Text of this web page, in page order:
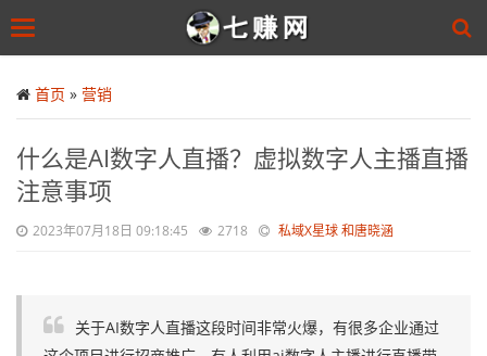
to
main
Toggle
首页 » 营销
什么是AI数字人直播？虚拟数字人主播直播
注意事项
2023年07月18日 09:18:45 2718 私域X星球 和唐晓涵
关于AI数字人直播这段时间非常火爆，有很多企业通过